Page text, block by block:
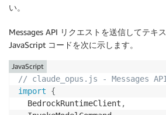
い。
Messages API リクエストを送信してテキ
JavaScript コードを次に示します。
// claude_opus.js - Messages API
import
{
  BedrockRuntimeClient
,
JavaScript